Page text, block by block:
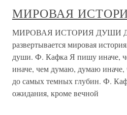
МИРОВАЯ
МИРОВАЯ ИСТОРИЯ ДУШИ
развертывается мировая
души. Ф. Кафка Я пишу иначе,
иначе, чем думаю, думаю иначе,
до самых темных глубин. Ф.
ожидания, кроме вечной